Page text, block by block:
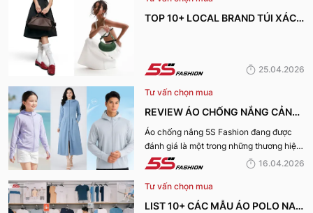
nay.
TOP 10+ LOCAL BRAND TÚI XÁCH
25.04.2026
Tư vấn chọn mua
REVIEW ÁO CHỐNG NẮNG CẢN
TIA UV, CHỐNG NẮNG TỐT NHẤT
CỦA 5S FASHION 2026
Áo chống nắng 5S Fashion đang được
đánh giá là một trong những thương hiệu
áo đáng mua hàng đầu hiện nay. Vậy
giá tích cực đến vậy? Cùng đi hết bài
viết nhé!
16.04.2026
Tư vấn chọn mua
LIST 10+ CÁC MẪU ÁO POLO NAM